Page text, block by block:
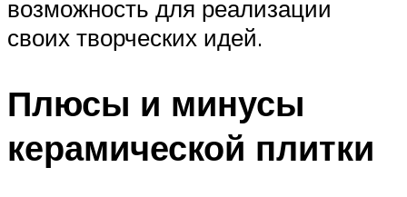
возможность для реализации
своих творческих идей.
Плюсы и минусы
керамической плитки